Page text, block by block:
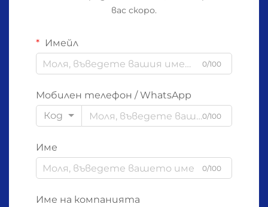
вас скоро.
Имейл
0/100
Мобилен телефон / WhatsApp
Код
0/100
Име
0/100
Име на компанията